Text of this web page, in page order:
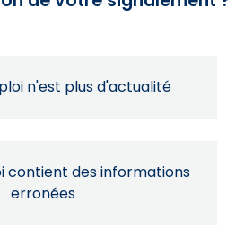
n'est plus d'actualité
contient des informations
erronées